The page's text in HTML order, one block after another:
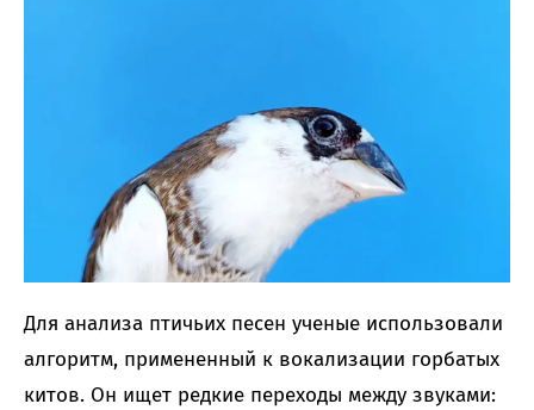
Для анализа птичьих песен ученые использовали
алгоритм, примененный к вокализации горбатых
китов. Он ищет редкие переходы между звуками: